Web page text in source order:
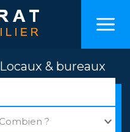
Locaux & bureaux